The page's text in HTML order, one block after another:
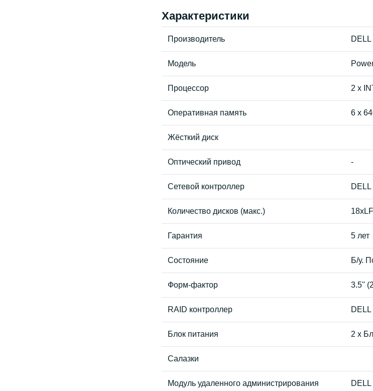
Характеристики
Производитель DELL
Модель
Процессор 2 x
Оперативная память 6 x
Жёсткий диск
Оптический привод -
Сетевой контроллер
Количество дисков (макс.)
Гарантия 5 лет
Состояние Б/у.
Форм-фактор 3.5''
RAID контроллер
Блок питания 2 x
Салазки
Модуль удаленного администрирования